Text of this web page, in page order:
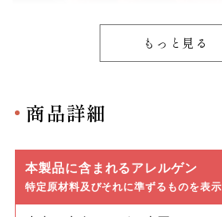
もっと見る
商品詳細
本製品に含まれるアレルゲン
特定原材料及びそれに準ずるものを表示